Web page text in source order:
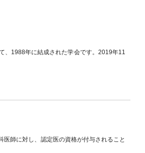
、1988年に結成された学会です。2019年11
師に対し、認定医の資格が付与されること